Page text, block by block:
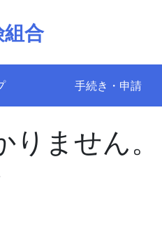
合
手続き・申請
ません。